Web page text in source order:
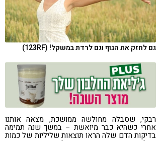
גם לחזק את הגוף וגם לרדת במשקל! (123RF)
רבקי, שסבלה מחולשה ממושכת, מצאה אותנו
אחרי כשהיא כבר מיואשת – במשך שנה תמימה
בדיקות הדם שלה הראו תוצאות שליליות של כמות